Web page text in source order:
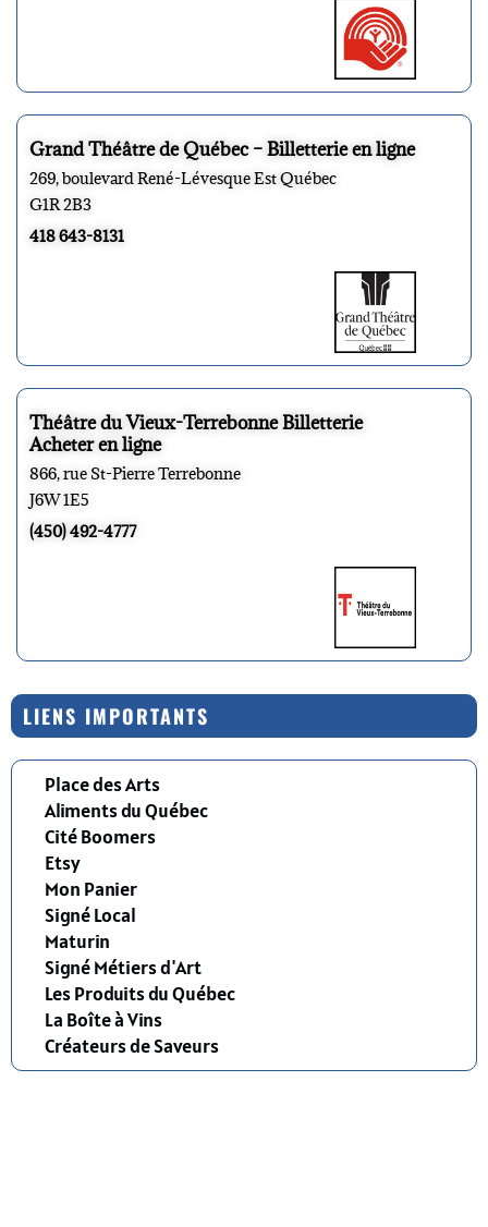
Grand Théâtre de Québec – Billetterie en ligne
269, boulevard René-Lévesque Est Québec
G1R 2B3
418 643-8131
Théâtre du Vieux-Terrebonne Billetterie
Acheter en ligne
866, rue St-Pierre Terrebonne
J6W 1E5
(450) 492-4777
LIENS IMPORTANTS
Place des Arts
Aliments du Québec
Cité Boomers
Etsy
Mon Panier
Signé Local
Maturin
Signé Métiers d'Art
Les Produits du Québec
La Boîte à Vins
Créateurs de Saveurs